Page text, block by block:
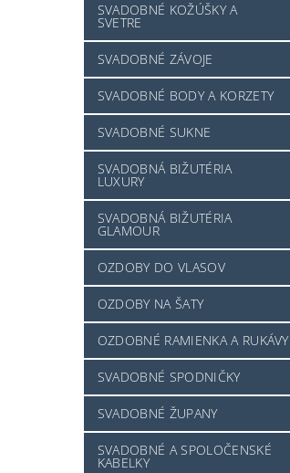
SVADOBNÉ KOŽÚŠKY A
SVETRE
SVADOBNÉ ZÁVOJE
SVADOBNÉ BODY A KORZETY
SVADOBNÉ SUKNE
SVADOBNÁ BIŽUTÉRIA
LUXURY
SVADOBNÁ BIŽUTÉRIA
GLAMOUR
OZDOBY DO VLASOV
OZDOBY NA ŠATY
OZDOBNÉ RAMIENKA A RUKÁVY
SVADOBNÉ SPODNIČKY
SVADOBNÉ ŽUPANY
SVADOBNÉ A SPOLOČENSKÉ
KABELKY